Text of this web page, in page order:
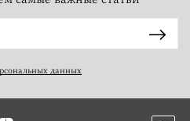
данных